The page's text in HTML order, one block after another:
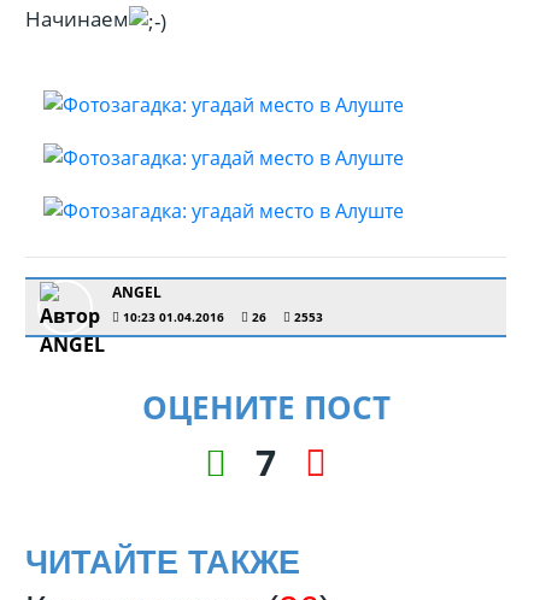
Начинаем
ANGEL
10:23 01.04.2016 26 2553
ОЦЕНИТЕ ПОСТ
7
ЧИТАЙТЕ ТАКЖЕ